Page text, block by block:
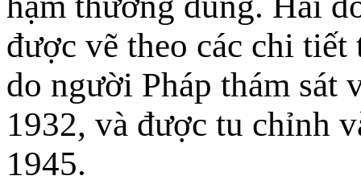
được vẽ theo các chi tiết
do người Pháp thám sát
1932, và được tu chỉnh
1945.